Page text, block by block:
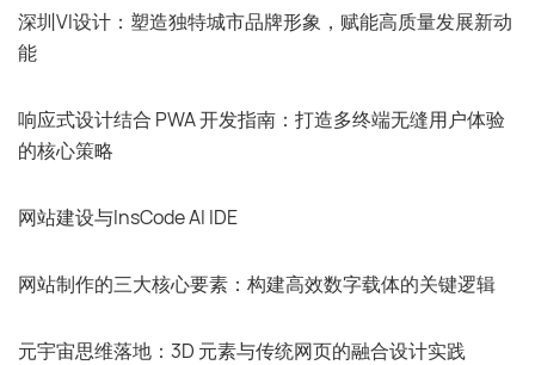
深圳VI设计：塑造独特城市品牌形象，赋能高质量发展新动
能
响应式设计结合 PWA 开发指南：打造多终端无缝用户体验
的核心策略
网站建设与InsCode AI IDE
网站制作的三大核心要素：构建高效数字载体的关键逻辑
元宇宙思维落地：3D 元素与传统网页的融合设计实践